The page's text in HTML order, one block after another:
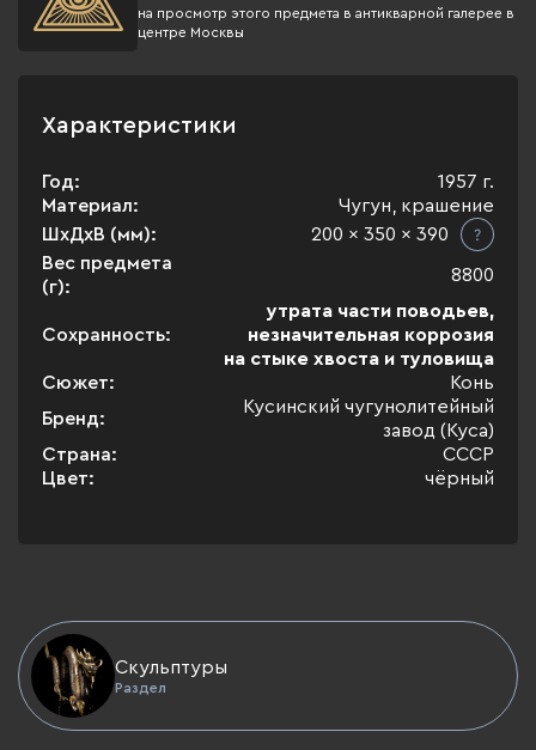
на просмотр этого предмета в антикварной галерее в
центре Москвы
Характеристики
Год:
1957 г.
Материал:
Чугун, крашение
ШхДхВ (мм):
200 x 350 x 390
Вес предмета
(г):
8800
Сохранность:
утрата части поводьев,
незначительная коррозия
на стыке хвоста и туловища
Сюжет:
Конь
Бренд:
Кусинский чугунолитейный
завод (Куса)
Страна:
СССР
Цвет:
чёрный
Скульптуры
Раздел